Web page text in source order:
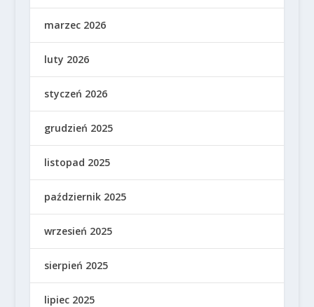
marzec 2026
luty 2026
styczeń 2026
grudzień 2025
listopad 2025
październik 2025
wrzesień 2025
sierpień 2025
lipiec 2025